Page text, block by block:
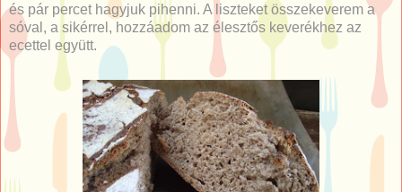
és pár percet hagyjuk pihenni. A liszteket összekeverem a
sóval, a sikérrel, hozzáadom az élesztős keverékhez az
ecettel együtt.